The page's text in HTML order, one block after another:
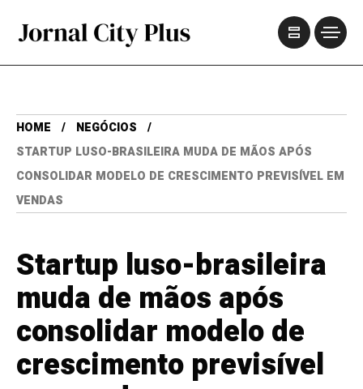
HOME
NEGÓCIOS
STARTUP LUSO-BRASILEIRA MUDA DE MÃOS APÓS
CONSOLIDAR MODELO DE CRESCIMENTO PREVISÍVEL EM
VENDAS
Startup luso-brasileira
muda de mãos após
consolidar modelo de
crescimento previsível